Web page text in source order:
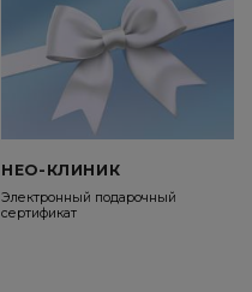
НЕО-КЛИНИК
Электронный подарочный
сертификат